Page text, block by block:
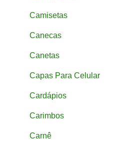
Camisetas
Canecas
Canetas
Capas Para Celular
Cardápios
Carimbos
Carnê